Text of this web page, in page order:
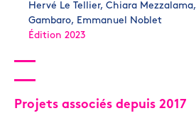
Hervé Le Tellier, Chiara
Gambaro, Emmanuel Noblet
Édition 2023
Projets associés depuis 2017